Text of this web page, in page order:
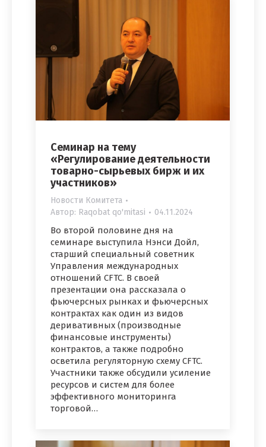
Семинар на тему
«Регулирование деятельности
товарно-сырьевых бирж и их
участников»
Новости Комитета
Автор: Raqobat qo'mitasi 04.11.2024
Во второй половине дня на
семинаре выступила Нэнси Дойл,
старший специальный советник
Управления международных
отношений CFTC. В своей
презентации она рассказала о
фьючерсных рынках и фьючерсных
контрактах как один из видов
деривативных (производные
финансовые инструменты)
контрактов, а также подробно
осветила регуляторную схему CFTC.
Участники также обсудили усиление
ресурсов и систем для более
эффективного мониторинга
торговой…